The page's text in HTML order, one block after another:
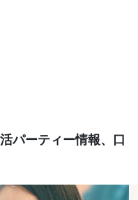
パーティー情報、口